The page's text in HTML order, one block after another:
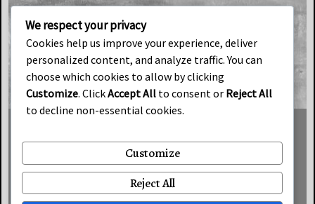
Catégories
Produits en plâtre
Tableaux décoratifs
Éclairage industriel
Cookies
We respect your privacy
Cookies help us improve your experience, deliver
personalized content, and analyze traffic. You can
choose which cookies to allow by clicking
Customize. ClickAccept All to consent or Reject All
to decline non-essential cookies.
Customize
Reject All